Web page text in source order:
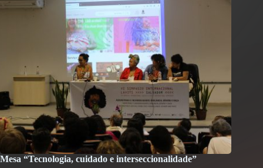
Mesa “Tecnologia, cuidado e interseccionalidade”